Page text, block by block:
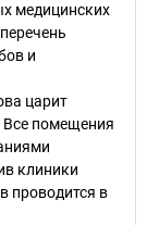
медицинских
и
царит
Все помещения
клиники
проводится в